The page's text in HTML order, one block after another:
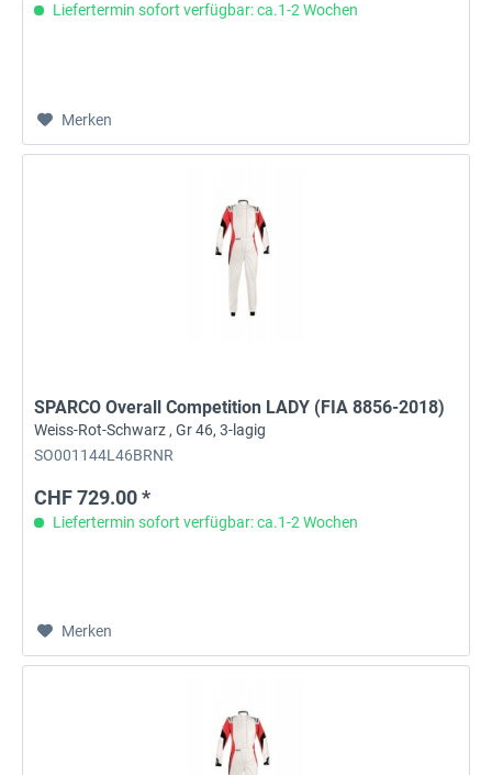
Liefertermin sofort verfügbar: ca.1-2 Wochen
Merken
SPARCO Overall Competition LADY (FIA 8856-2018)
Weiss-Rot-Schwarz , Gr 46, 3-lagig
SO001144L46BRNR
CHF 729.00 *
Liefertermin sofort verfügbar: ca.1-2 Wochen
Merken